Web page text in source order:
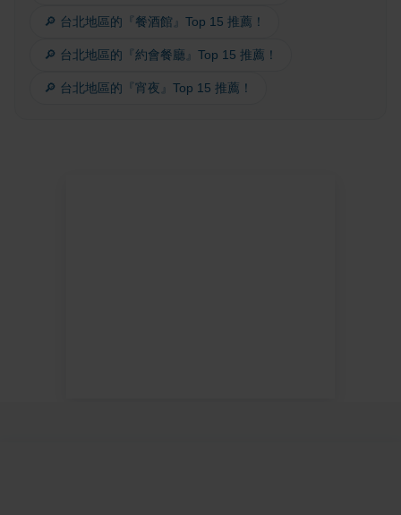
🔎 台北地區的『餐酒館』Top 15 推薦！
🔎 台北地區的『約會餐廳』Top 15 推薦！
🔎 台北地區的『宵夜』Top 15 推薦！